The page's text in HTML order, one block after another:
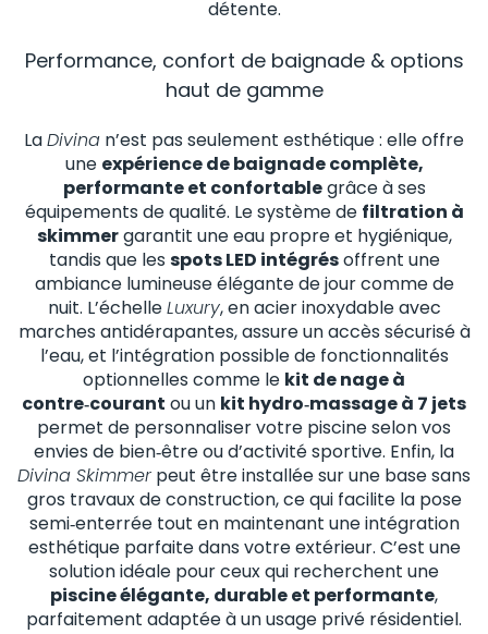
détente.
Performance, confort de baignade & options
haut de gamme
LaDivina n’est pas seulement esthétique : elle offre
une expérience de baignade complète,
performante et confortablegrâce à ses
équipements de qualité. Le système de filtration à
skimmergarantit une eau propre et hygiénique,
tandis que les spots LED intégrésoffrent une
ambiance lumineuse élégante de jour comme de
nuit. L’échelleLuxury, en acier inoxydable avec
marches antidérapantes, assure un accès sécurisé à
l’eau, et l’intégration possible de fonctionnalités
optionnelles comme le kit de nage à
contre‑courant ou un kit hydro‑massage à 7 jets
permet de personnaliser votre piscine selon vos
envies de bien‑être ou d’activité sportive. Enfin, la
Divina Skimmer peut être installée sur une base sans
gros travaux de construction, ce qui facilite la pose
semi‑enterrée tout en maintenant une intégration
esthétique parfaite dans votre extérieur. C’est une
solution idéale pour ceux qui recherchent une
piscine élégante, durable et performante,
parfaitement adaptée à un usage privé résidentiel.